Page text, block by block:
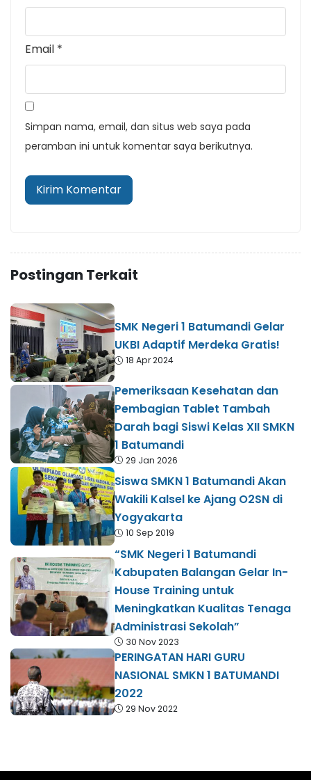
Email *
Simpan nama, email, dan situs web saya pada
peramban ini untuk komentar saya berikutnya.
Postingan Terkait
SMK Negeri 1 Batumandi Gelar
UKBI Adaptif Merdeka Gratis!
18 Apr 2024
Pemeriksaan Kesehatan dan
Pembagian Tablet Tambah
Darah bagi Siswi Kelas XII SMKN
1 Batumandi
29 Jan 2026
Siswa SMKN 1 Batumandi Akan
Wakili Kalsel ke Ajang O2SN di
Yogyakarta
10 Sep 2019
“SMK Negeri 1 Batumandi
Kabupaten Balangan Gelar In-
House Training untuk
Meningkatkan Kualitas Tenaga
Administrasi Sekolah”
30 Nov 2023
PERINGATAN HARI GURU
NASIONAL SMKN 1 BATUMANDI
2022
29 Nov 2022